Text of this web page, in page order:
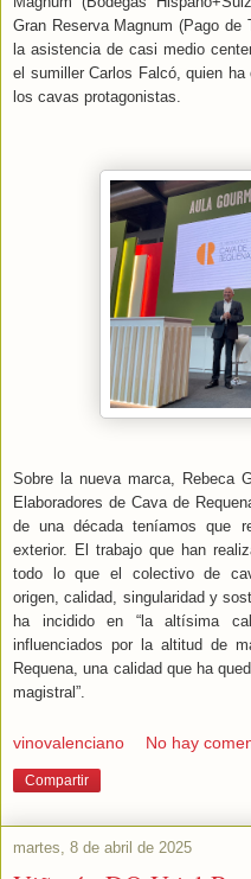
Gran Reserva Magnum (Pago
la asistencia de casi medio
el sumiller Carlos Falcó, quien
los cavas protagonistas.
Sobre la nueva marca, Rebeca
Elaboradores de Cava de
de una década teníamos que
exterior. El trabajo que han
todo lo que el colectivo de
origen, calidad, singularidad y
ha incidido en “la altísima
influenciados por la altitud de
Requena, una calidad que ha
magistral”.
vinovalenciano No hay
Compartir
martes, 8 de abril de 2025